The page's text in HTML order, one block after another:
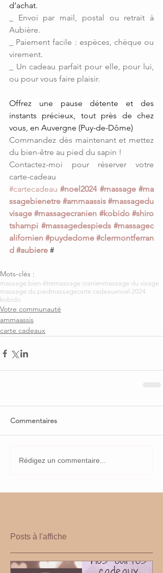
d’achat.
_ Envoi par mail, postal ou retrait à
Aubière.
_ Paiement facile : espèces, chèque ou
virement.
_ Un cadeau parfait pour elle, pour lui,
ou pour vous faire plaisir.
Offrez une pause détente et des
instants précieux, tout près de chez
vous, en Auvergne (Puy-de-Dôme)
Commandez dès maintenant et mettez
du bien-être au pied du sapin !
Contactez-moi pour réserver votre
carte-cadeau
#cartecadeau #noel2024 #massage #ma
ssagebienetre #ammaassis #massagedu
visage #massagecranien #kobido #shiro
tshampi #massagedespieds #massagec
alifornien #puydedome #clermontferran
d #aubiere #
Mots-clés :
massage bien-êtremassage cranienmassage du visage
massage du pied massagecarte cadeauxnoel 2024
kobido
Votre communauté
ammaassis
carte cadeaux
Commentaires
Rédigez un commentaire...
Posts à l'affiche